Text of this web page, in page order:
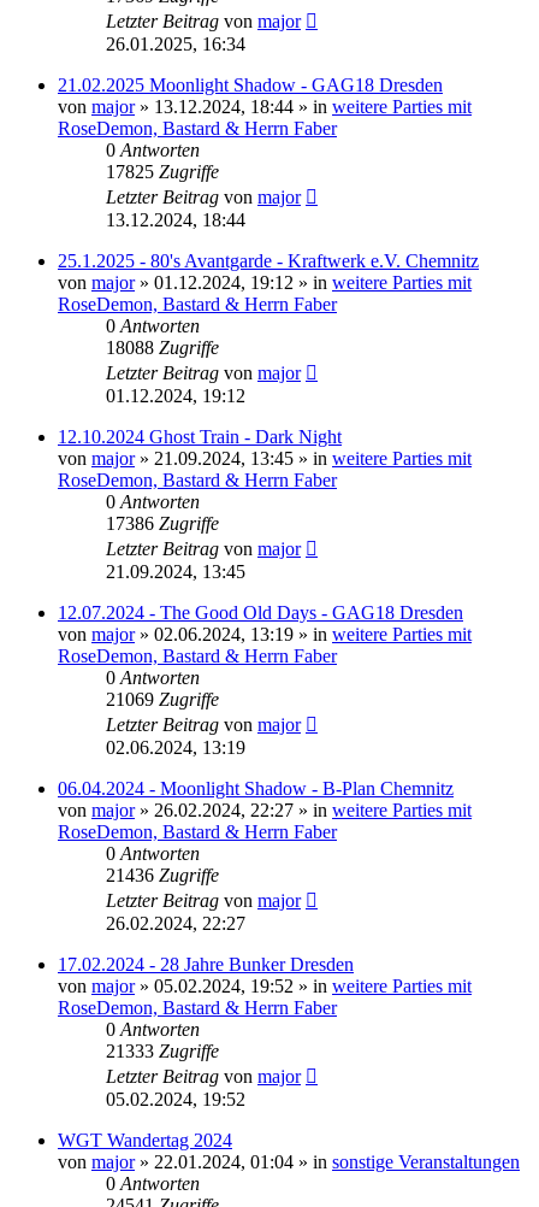
Letzter Beitrag von major
26.01.2025, 16:34
21.02.2025 Moonlight Shadow - GAG18 Dresden
von major» 13.12.2024, 18:44 » in weitere Parties mit
RoseDemon, Bastard & Herrn Faber
0Antworten
17825 Zugriffe
Letzter Beitrag von major
13.12.2024, 18:44
25.1.2025 - 80's Avantgarde - Kraftwerk e.V. Chemnitz
von major» 01.12.2024, 19:12 » in weitere Parties mit
RoseDemon, Bastard & Herrn Faber
0Antworten
18088 Zugriffe
Letzter Beitrag von major
01.12.2024, 19:12
12.10.2024 Ghost Train - Dark Night
von major» 21.09.2024, 13:45 » in weitere Parties mit
RoseDemon, Bastard & Herrn Faber
0Antworten
17386 Zugriffe
Letzter Beitrag von major
21.09.2024, 13:45
12.07.2024 - The Good Old Days - GAG18 Dresden
von major» 02.06.2024, 13:19 » in weitere Parties mit
RoseDemon, Bastard & Herrn Faber
0Antworten
21069 Zugriffe
Letzter Beitrag von major
02.06.2024, 13:19
06.04.2024 - Moonlight Shadow - B-Plan Chemnitz
von major» 26.02.2024, 22:27 » in weitere Parties mit
RoseDemon, Bastard & Herrn Faber
0Antworten
21436 Zugriffe
Letzter Beitrag von major
26.02.2024, 22:27
17.02.2024 - 28 Jahre Bunker Dresden
von major» 05.02.2024, 19:52 » in weitere Parties mit
RoseDemon, Bastard & Herrn Faber
0Antworten
21333 Zugriffe
Letzter Beitrag von major
05.02.2024, 19:52
WGT Wandertag 2024
von major» 22.01.2024, 01:04 » in sonstige Veranstaltungen
0Antworten